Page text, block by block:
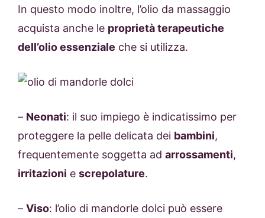
In questo modo inoltre, l’olio da massaggio
acquista anche le proprietà terapeutiche
dell’olio essenziale che si utilizza.
– Neonati: il suo impiego è indicatissimo per
proteggere la pelle delicata dei bambini,
frequentemente soggetta ad arrossamenti,
irritazioni e screpolature.
– Viso: l’olio di mandorle dolci può essere